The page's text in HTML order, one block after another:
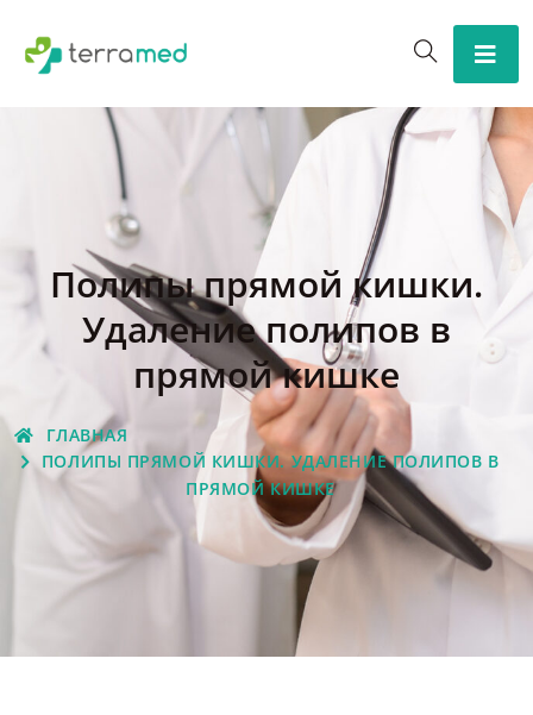
Полипы прямой кишки.
Удаление полипов в
прямой кишке
ГЛАВНАЯ
ПОЛИПЫ ПРЯМОЙ КИШКИ. УДАЛЕНИЕ ПОЛИПОВ В
ПРЯМОЙ КИШКЕ